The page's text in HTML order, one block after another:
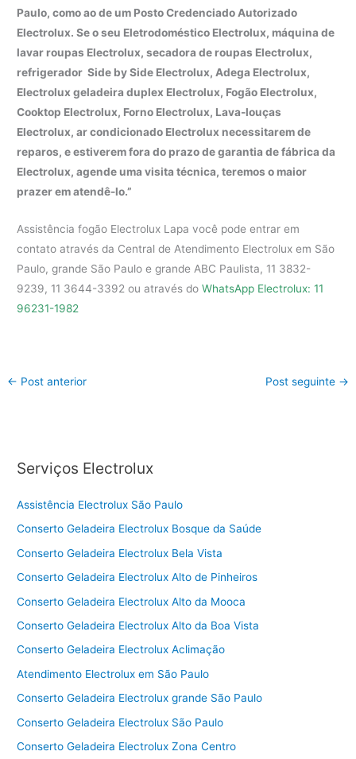
Paulo, como ao de um Posto Credenciado Autorizado
Electrolux. Se o seu Eletrodoméstico Electrolux, máquina de
lavar roupas Electrolux, secadora de roupas Electrolux,
refrigerador Side by Side Electrolux, Adega Electrolux,
Electrolux geladeira duplex Electrolux, Fogão Electrolux,
Cooktop Electrolux, Forno Electrolux, Lava-louças
Electrolux, ar condicionado Electrolux necessitarem de
reparos, e estiverem fora do prazo de garantia de fábrica da
Electrolux, agende uma visita técnica, teremos o maior
prazer em atendê-lo.”
Assistência fogão Electrolux Lapa você pode entrar em
contato através da Central de Atendimento Electrolux em São
Paulo, grande São Paulo e grande ABC Paulista, 11 3832-
9239, 11 3644-3392 ou através doWhatsApp Electrolux: 11
96231-1982
← Post anterior Post seguinte →
Serviços Electrolux
Assistência Electrolux São Paulo
Conserto Geladeira Electrolux Bosque da Saúde
Conserto Geladeira Electrolux Bela Vista
Conserto Geladeira Electrolux Alto de Pinheiros
Conserto Geladeira Electrolux Alto da Mooca
Conserto Geladeira Electrolux Alto da Boa Vista
Conserto Geladeira Electrolux Aclimação
Atendimento Electrolux em São Paulo
Conserto Geladeira Electrolux grande São Paulo
Conserto Geladeira Electrolux São Paulo
Conserto Geladeira Electrolux Zona Centro